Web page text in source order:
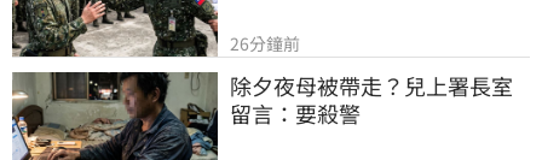
26分鐘前
除夕夜母被帶走？兒上署長室
留言：要殺警